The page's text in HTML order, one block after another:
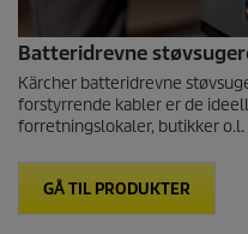
Batteridrevne
Kärcher batteridrevne
forstyrrende kabler er de
forretningslokaler, butikker
GÅ TIL PRODUKTER